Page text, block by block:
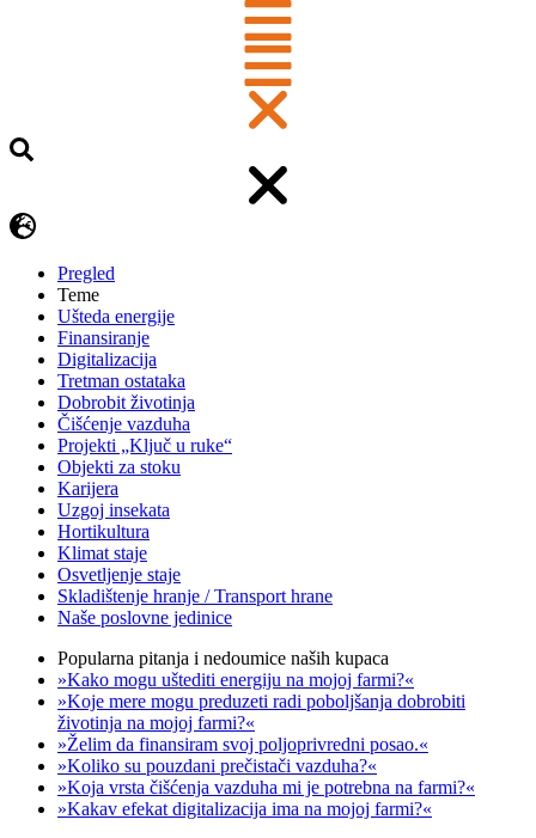
Pregled
Teme
Ušteda energije
Finansiranje
Digitalizacija
Tretman ostataka
Dobrobit životinja
Čišćenje vazduha
Projekti „Ključ u ruke“
Objekti za stoku
Karijera
Uzgoj insekata
Hortikultura
Klimat staje
Osvetljenje staje
Skladištenje hranje / Transport hrane
Naše poslovne jedinice
Popularna pitanja i nedoumice naših kupaca
»Kako mogu uštediti energiju na mojoj farmi?«
»Koje mere mogu preduzeti radi poboljšanja dobrobiti
životinja na mojoj farmi?«
»Želim da finansiram svoj poljoprivredni posao.«
»Koliko su pouzdani prečistači vazduha?«
»Koja vrsta čišćenja vazduha mi je potrebna na farmi?«
»Kakav efekat digitalizacija ima na mojoj farmi?«